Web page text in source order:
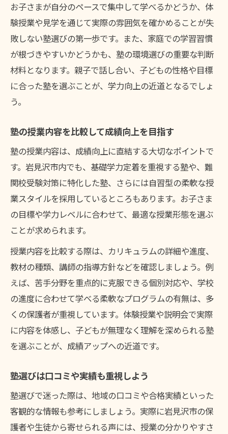
塾の授業内容や月謝を比較して検討しよう
塾選びの成功は体験授業の活用がカギ
塾で行う学習計画の作成法も大切な視点
塾選びは合格実績や講師の質で判断する
北海道岩見沢市で注目される学び方とは
塾の個別指導が注目される理由を解説
塾選びは学習スタイルとの相性が重要
岩見沢 塾 月謝で手頃な学びを続ける方法
塾のサポート体制が学びの質を左右する
家庭でできる塾選びサポート術を解説
塾選び前の家庭での準備ポイントを解説
塾の授業内容を親子で話し合う重要性
塾での学習目標を家庭でも共有しよう
岩見沢 塾 月謝を家計と相談しながら検討
塾選びは子どもの意欲を引き出す工夫が必
要
塾選びに失敗しないための安心チェック
塾選びで注意すべきポイントを押さえる
塾の月謝やサポート内容を細かくチェック
岩見沢 塾 月謝と授業質のバランスが重要
塾の評判や口コミも安心材料となる要素
お子さまが自分のペースで集中して学べるかどうか、体
験授業や見学を通じて実際の雰囲気を確かめることが失
敗しない塾選びの第一歩です。また、家庭での学習習慣
が根づきやすいかどうかも、塾の環境選びの重要な判断
材料となります。親子で話し合い、子どもの性格や目標
に合った塾を選ぶことが、学力向上の近道となるでしょ
う。
塾の授業内容を比較して成績向上を目指す
塾の授業内容は、成績向上に直結する大切なポイントで
す。岩見沢市内でも、基礎学力定着を重視する塾や、難
関校受験対策に特化した塾、さらには自習型の柔軟な授
業スタイルを採用しているところもあります。お子さま
の目標や学力レベルに合わせて、最適な授業形態を選ぶ
ことが求められます。
授業内容を比較する際は、カリキュラムの詳細や進度、
教材の種類、講師の指導方針などを確認しましょう。例
えば、苦手分野を重点的に克服できる個別対応や、学校
の進度に合わせて学べる柔軟なプログラムの有無は、多
くの保護者が重視しています。体験授業や説明会で実際
に内容を体感し、子どもが無理なく理解を深められる塾
を選ぶことが、成績アップへの近道です。
塾選びは口コミや実績も重視しよう
塾選びで迷った際は、地域の口コミや合格実績といった
客観的な情報も参考にしましょう。実際に岩見沢市の保
護者や生徒から寄せられる声には、授業の分かりやすさ